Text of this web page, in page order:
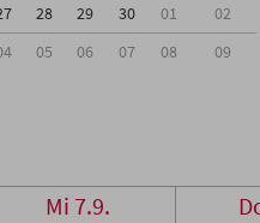
28 29 30 01
02
05 06 07 08 09
Mi 7.9.